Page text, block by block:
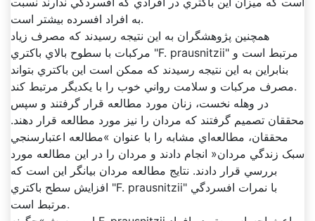
به افراد افسرده بيشتر است.
همچنين پژوهشگران به اين نتيجه رسيدند که مصرف زياد
مرکبات با سطوح بالاي باکتري "F. prausnitzii" مرتبط است و
بنابراين به اين نتيجه رسيدند که ممکن است اين باکتري بتواند
مصرف مرکبات و سلامت رواني خوب را با يکديگر مرتبط کند.
در وهله نخست، زنان مورد مطالعه قرار گرفتند و سپس
محققان تصميم گرفتند که مردان را نيز مورد مطالعه قرار دهند.
محققان، مطالعه‌اي مشابه را با عنوان »مطالعه اعتبارسنجي
سبک زندگي مردان« انجام دادند و مردان را در اين مطالعه مورد
بررسي قرار دادند. نتايج مطالعه مردان بيانگر اين است که
افزايش سطح باکتري "F. prausnitzii" با نمرات افسردگي
مرتبط است.